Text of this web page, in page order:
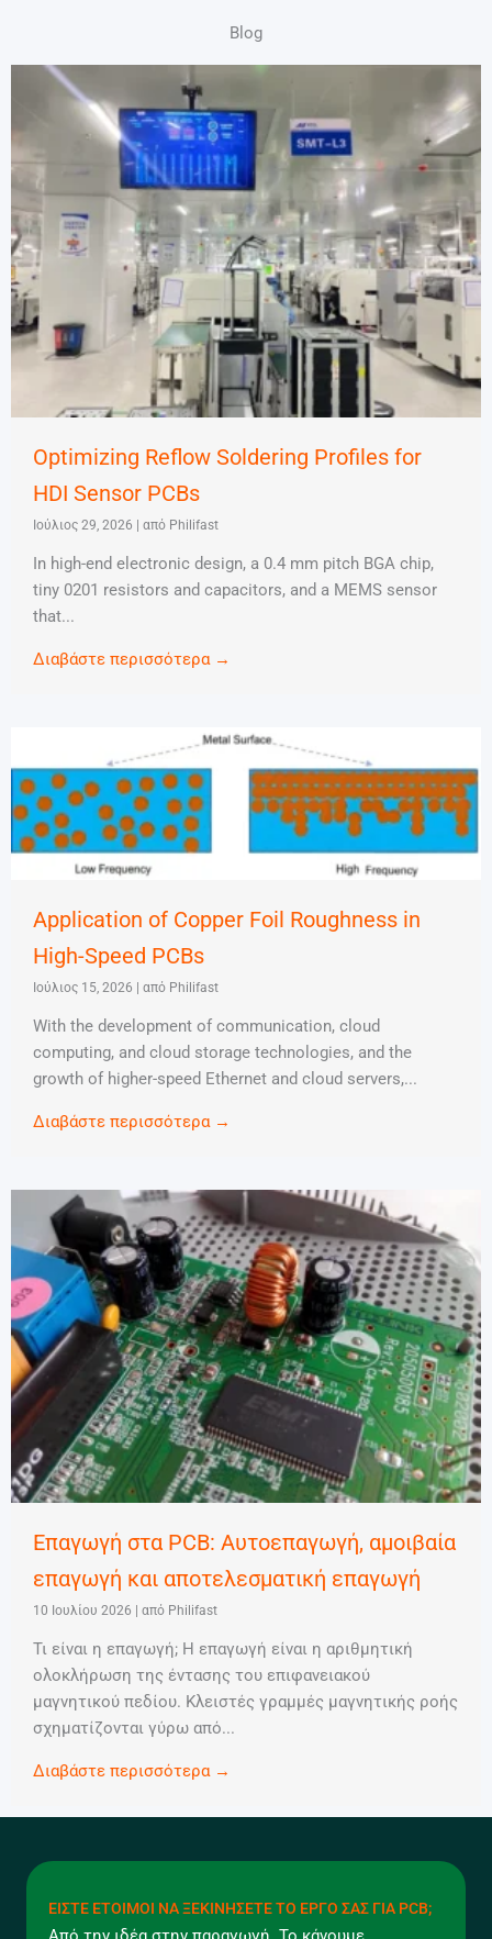
Blog
Optimizing Reflow Soldering Profiles for
HDI Sensor PCBs
Ιούλιος 29, 2026 από Philifast
In high-end electronic design, a 0.4 mm pitch BGA chip,
tiny 0201 resistors and capacitors, and a MEMS sensor
that...
Διαβάστε περισσότερα →
Application of Copper Foil Roughness in
High-Speed PCBs
Ιούλιος 15, 2026 | από Philifast
With the development of communication, cloud
computing, and cloud storage technologies, and the
growth of higher-speed Ethernet and cloud servers,...
Διαβάστε περισσότερα →
Επαγωγή στα PCB: Αυτοεπαγωγή, αμοιβαία
επαγωγή και αποτελεσματική επαγωγή
10 Ιουλίου 2026 από Philifast
Τι είναι η επαγωγή; Η επαγωγή είναι η αριθμητική
ολοκλήρωση της έντασης του επιφανειακού
μαγνητικού πεδίου. Κλειστές γραμμές μαγνητικής ροής
σχηματίζονται γύρω από...
Διαβάστε περισσότερα →
ΕΊΣΤΕ ΈΤΟΙΜΟΙ ΝΑ ΞΕΚΙΝΉΣΕΤΕ ΤΟ ΈΡΓΟ ΣΑΣ ΓΙΑ PCB;